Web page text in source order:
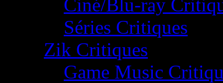
Ciné/Blu-ray
Séries Critiques
Zik Critiques
Game Music